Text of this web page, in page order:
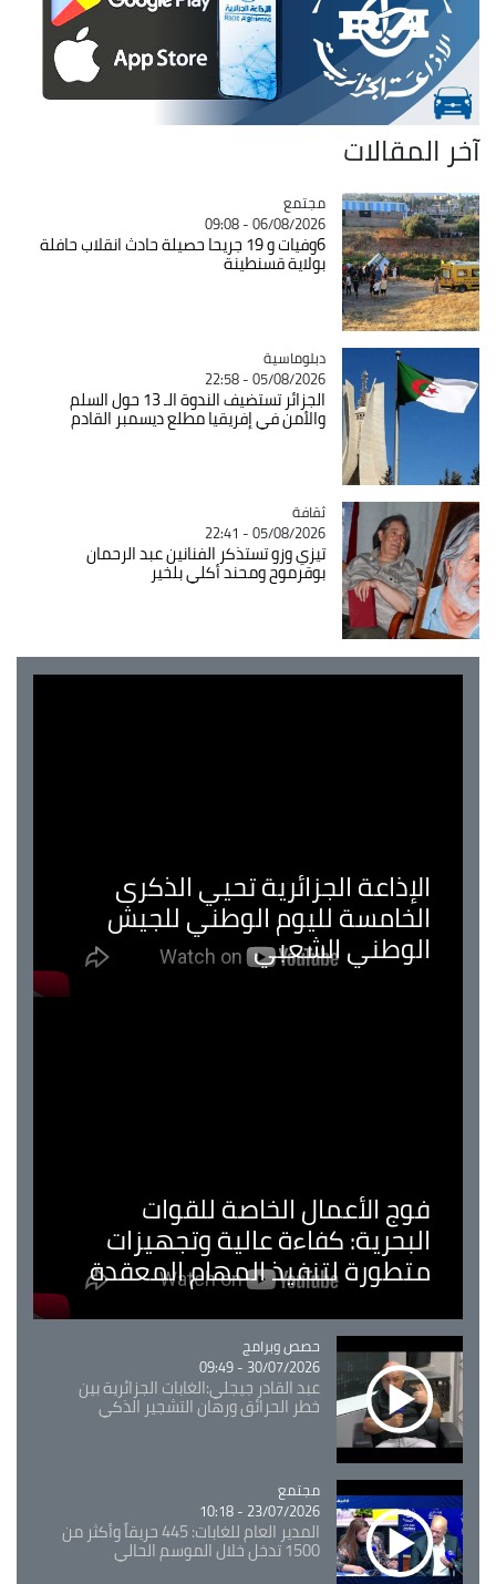
آخر المقالات
Catégorie
مجتمع
06/08/2026 - 09:08
6وفيات و 19 جريحا حصيلة حادث انقلاب حافلة
بولاية قسنطينة
Catégorie
دبلوماسية
05/08/2026 - 22:58
الجزائر تستضيف الندوة الـ 13 حول السلم
والأمن في إفريقيا مطلع ديسمبر القادم
Catégorie
ثقافة
05/08/2026 - 22:41
تيزي وزو تستذكر الفنانين عبد الرحمان
بوقرموح ومحند أكلي بلخير
الإذاعة الجزائرية تحيي الذكرى
الخامسة لليوم الوطني للجيش
الوطني الشعبي
فوج الأعمال الخاصة للقوات
البحرية: كفاءة عالية وتجهيزات
متطورة لتنفيذ المهام المعقدة
Catégorie
حصص وبرامج
30/07/2026 - 09:49
عبد القادر جيجلي:الغابات الجزائرية بين
خطر الحرائق ورهان التشجير الذكي
Catégorie
مجتمع
23/07/2026 - 10:18
المدير العام للغابات: 445 حريقاً وأكثر من
1500 تدخل خلال الموسم الحالي